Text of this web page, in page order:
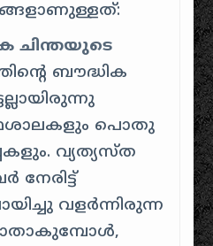
ചിന്തയുടെ
ബൗദ്ധിക
പൊതു
വ്യത്യസ്ത
വളർന്നിരുന്ന